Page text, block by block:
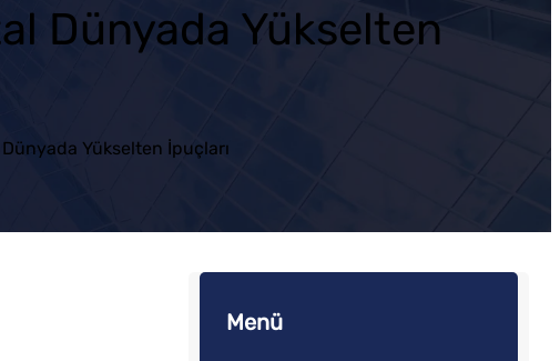
Dünyada Yükselten
Yükselten İpuçları
Menü